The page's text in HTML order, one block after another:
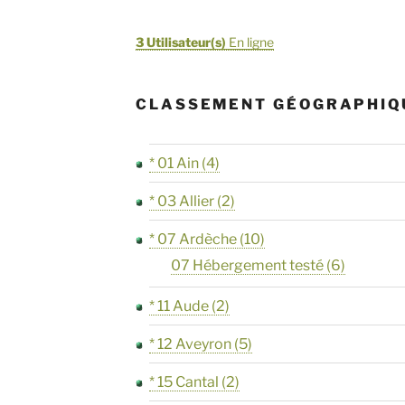
3 Utilisateur(s) En ligne
CLASSEMENT
* 01 Ain (4)
* 03 Allier (2)
* 07 Ardèche (10)
07 Hébergement testé (6)
* 11 Aude (2)
* 12 Aveyron (5)
* 15 Cantal (2)